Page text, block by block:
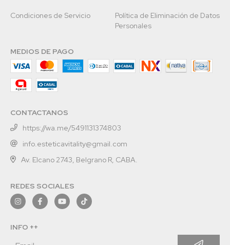
Condiciones de Servicio
Política de Eliminación de Datos
Personales
MEDIOS DE PAGO
CONTACTANOS
https://wa.me/5491131374803
info.esteticavitality@gmail.com
Av. Elcano 2743, Belgrano R, CABA.
REDES SOCIALES
INFO ++